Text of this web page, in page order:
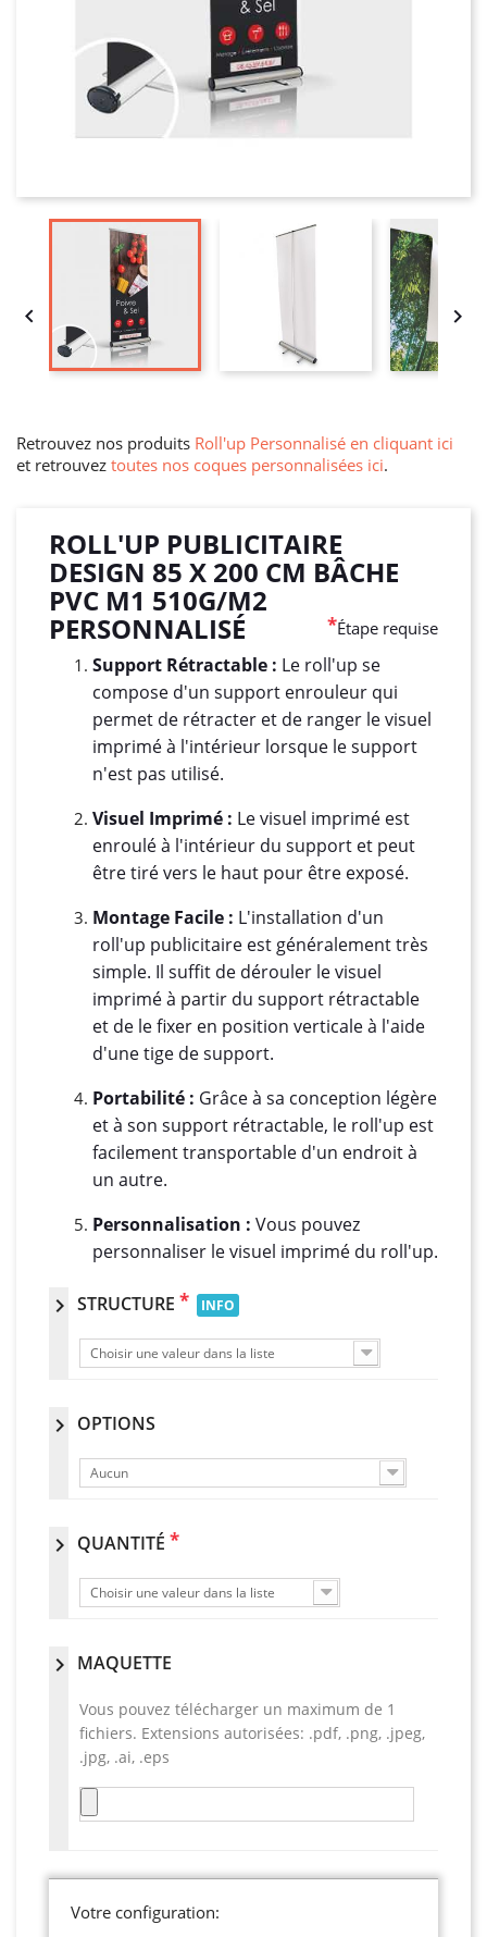
 
Retrouvez nos produits Roll'up Personnalisé en cliquant ici
et retrouvez toutes nos coques personnalisées ici.
ROLL'UP PUBLICITAIRE
DESIGN 85 X 200 CM BÂCHE
PVC M1 510G/M2
PERSONNALISÉ *Étape requise
Support Rétractable : Le roll'up se
compose d'un support enrouleur qui
permet de rétracter et de ranger le visuel
imprimé à l'intérieur lorsque le support
n'est pas utilisé.
Visuel Imprimé : Le visuel imprimé est
enroulé à l'intérieur du support et peut
être tiré vers le haut pour être exposé.
Montage Facile : L'installation d'un
roll'up publicitaire est généralement très
simple. Il suffit de dérouler le visuel
imprimé à partir du support rétractable
et de le fixer en position verticale à l'aide
d'une tige de support.
Portabilité : Grâce à sa conception légère
et à son support rétractable, le roll'up est
facilement transportable d'un endroit à
un autre.
Personnalisation : Vous pouvez
personnaliser le visuel imprimé du roll'up.
chevron_right STRUCTURE * INFO
Choisir une valeur dans la liste
chevron_right OPTIONS
Aucun
chevron_right QUANTITÉ *
Choisir une valeur dans la liste
chevron_right MAQUETTE
Vous pouvez télécharger un maximum de 1
fichiers. Extensions autorisées: .pdf, .png, .jpeg,
.jpg, .ai, .eps
Votre configuration: